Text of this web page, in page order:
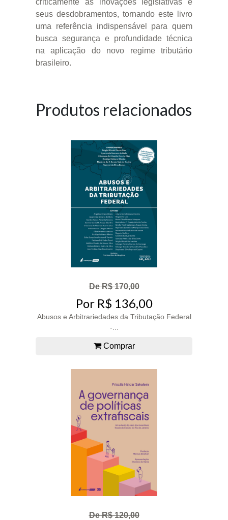
seus desdobramentos, tornando este livro
uma referência indispensável para quem
busca segurança e profundidade técnica
na aplicação do novo regime tributário
brasileiro.
Produtos relacionados
De R$ 170,00
Por R$ 136,00
Abusos e Arbitrariedades da Tributação Federal
-...
Comprar
De R$ 120,00